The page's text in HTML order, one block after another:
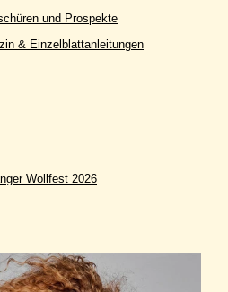
und Prospekte
& Einzelblattanleitungen
Wollfest 2026